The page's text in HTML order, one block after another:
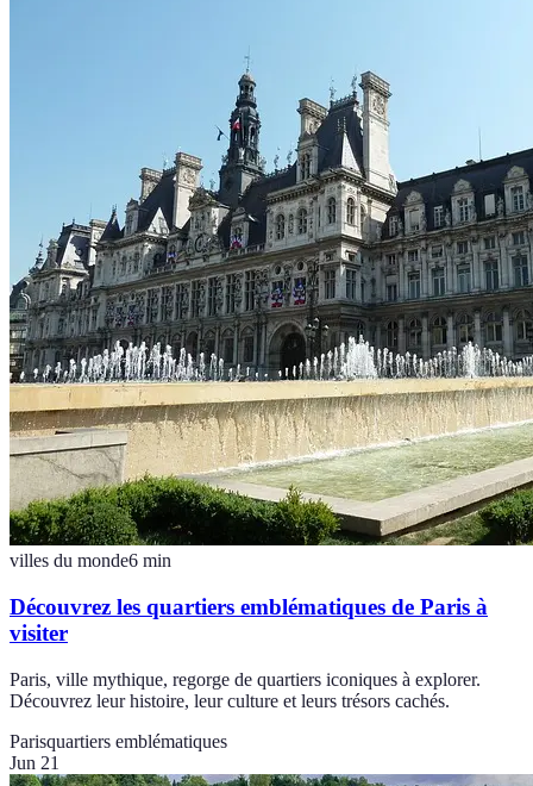
villes du monde6 min
Découvrez les quartiers emblématiques de Paris à
visiter
Paris, ville mythique, regorge de quartiers iconiques à explorer.
Découvrez leur histoire, leur culture et leurs trésors cachés.
Parisquartiers emblématiques
Jun 21